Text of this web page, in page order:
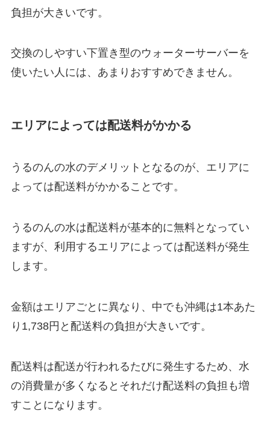
負担が大きいです。
交換のしやすい下置き型のウォーターサーバーを
使いたい人には、あまりおすすめできません。
エリアによっては配送料がかかる
うるのんの水のデメリットとなるのが、エリアに
よっては配送料がかかることです。
うるのんの水は配送料が基本的に無料となってい
ますが、利用するエリアによっては配送料が発生
します。
金額はエリアごとに異なり、 中でも沖縄は1本あた
り1,738円と配送料の負担が大きいです。
配送料は配送が行われるたびに発生するため、水
の消費量が多くなるとそれだけ配送料の負担も増
すことになります。